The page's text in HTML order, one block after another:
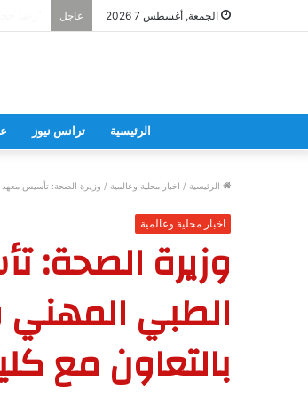
الجمعة, أغسطس 7 2026 عاجل
الرئيسية ترانس نيوز
الرئيسية / اخبار محلية وعالمية / وزيرة الصحة: تأسيس معهد
اخبار محلية وعالمية
وزيرة الصحة:
الطبي
بالتعاون مع